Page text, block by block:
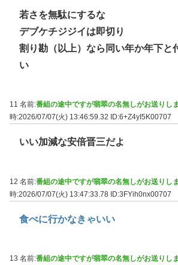
若さを無駄にするな
デブケチジジイは即切り
割り勘（以上）なら同い年か年下と
い
11 名前:番組の途中ですが翡翠の名無しがお送りし
時:2026/07/07(火) 13:46:59.32
ID:6+Z4yI5K00707
いい加減な安倍晋三だよ
12 名前:番組の途中ですが翡翠の名無しがお送りし
時:2026/07/07(火) 13:47:33.78 ID:3FYih0nx00707
食べに行かなきゃいい
13 名前:番組の途中ですが翡翠の名無しがお送りし